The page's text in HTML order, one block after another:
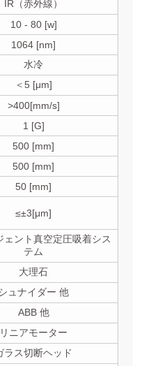
IR（赤外線）
10 - 80 [w]
1064 [nm]
水冷
＜5 [μm]
>400[mm/s]
1 [G]
500 [mm]
500 [mm]
50 [mm]
≤±3[μm]
ェント真空定圧吸着シス
テム
大理石
ュナイダー 他
ABB 他
リニアモーター
ラス切断ヘッド